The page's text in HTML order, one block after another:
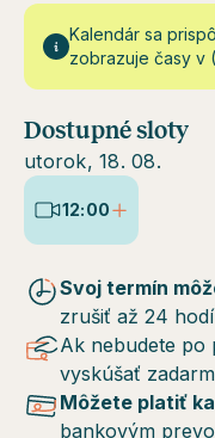
Kalendár sa
zobrazuje časy v
Dostupné sloty
utorok, 18. 08.
12:00
Svoj termín
zrušiť až 24
Ak nebudete po
vyskúšať
Môžete platiť
bankovým